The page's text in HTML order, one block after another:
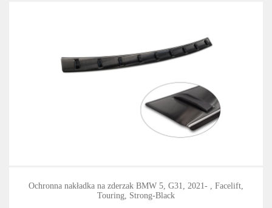
Ochronna nakładka na zderzak BMW 5, G31, 2021- , Facelift,
Touring, Strong-Black